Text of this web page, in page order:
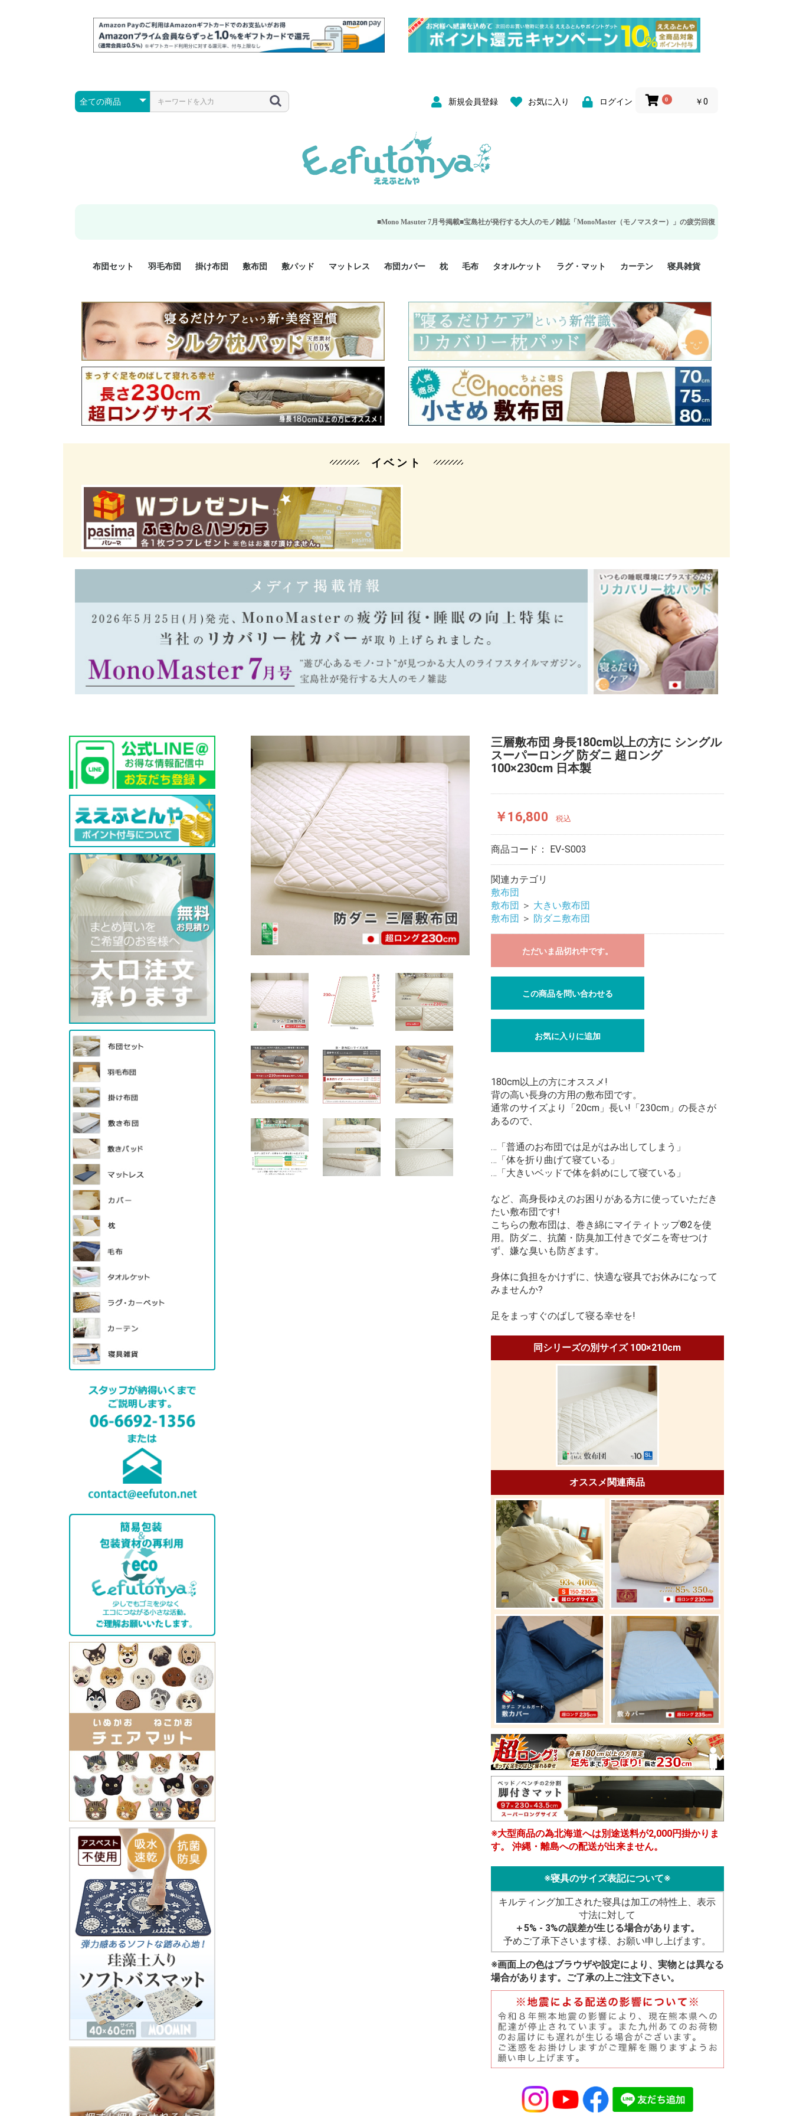
新規会員登録 お気に入り ログイン 0 ￥0
■Mono Masuter 7月号掲載■宝島社が発行する大人のモノ雑誌「MonoMaster（モノマスター）」の疲労回復・睡眠の向上特集に当社のリカバリー枕カ
布団セット
羽毛布団セット 2点セット
3点セット
4点セット
5点セット
6点セット
エクセルゴールド
ロイヤルゴールド
マザーダックダウン
小さい布団セット
大きい布団セット
掛け布団セット 2点セット
3点セット
4点セット
6点セット
敷布団セット 2点セット
3点セット
羽毛布団
プレミアムゴールド
ロイヤルゴールド
エクセルゴールド
ニューゴールド
マザーダックダウン
マザーグースダウン
スーパーロングサイズ
洗える羽毛布団
肌掛け布団
掛け布団
防ダニ掛け布団
洗える掛け布団
小さい掛け布団
大きい掛け布団
肌掛け布団
敷布団
防ダニ敷布団
小さい敷布団 70cm幅 ミニシングル
75cm幅 ショートセミシ
ングル
80cm幅 セミシングル
大きい敷布団
機能性敷布団
敷パッド
シングルサイズ敷パッド
小さい敷パッド
大きい敷パッド
シルク敷パッド
枕パッド
シルク枕パッド
除湿シート
接触冷感パッド
暖かパッド
ガーゼケット
オーガニックコットン
ベッドパッド
パッドセット
マットレス 布団カバー
掛け布団カバー ジュニア 掛け布団カバー
シングル 掛け布団カバー
シングルロング 掛け布団
カバー
セミダブル 掛け布団カバ
ー
ダブル 掛け布団カバー
ダブルロング 掛け布団カ
バー
クィーン 掛け布団カバー
暖か 掛け布団カバー
敷布団カバー ジュニア 敷布団カバー
セミシングル 敷布団カバ
ー
シングル 敷布団カバー
シングルロング 敷布団カ
バー
ダブル 敷布団カバー
枕カバー 35x50cm 枕カバー
43x63cm 枕カバー
50x70cm 枕カバー
シルク 枕カバー
BOXシーツ シングル BOXシーツ
シングルロング BOXシー
ツ
セミダブル BOXシーツ
ダブル BOXシーツ
スーパーロング BOXシー
ツ
防ダニカバー
クッションカバー
オーガニックコットン
カバーセット カバー2点セット
カバー3点セット
枕
小さめ 35×50cm
やや小さめ 35×55cm
普通 43×63cm
大きめ 50×70cm
パイプ枕
高反発枕
低反発枕
機能性枕・その他枕
毛布 タオルケット
ハーフサイズ
シングルサイズ
セミダブルサイズ
ダブルサイズ
接触冷感
天然素材 綿100%
ラグ・マット カーテン
既成カーテンのサイズ
遮光カーテン
レース・シアーカーテン
Disney ディズニーカーテ
ン
MOOMIN ムーミンカーテ
ン
PEANUTS ピーナツカー
テン (SNOOPY スヌーピ
ー)
寝具雑貨
美容・化粧品
シルク寝具・雑貨
HURONテクノロジー リ
カバリー寝具
ソファカバー
ひざ掛け
パジャマ
クッション
玄関・フロアーマット
ペット用ベッド
インテリア
その他寝具雑貨
イベント
三層敷布団 身長180cm以上の方に シングル
スーパーロング 防ダニ 超ロング
100×230cm 日本製
￥16,800 税込
商品コード： EV-S003
関連カテゴリ
敷布団
敷布団 ＞ 大きい敷布団
敷布団 ＞ 防ダニ敷布団
ただいま品切れ中です。
この商品を問い合わせる
お気に入りに追加
180cm以上の方にオススメ!
背の高い長身の方用の敷布団です。
通常のサイズより「20cm」長い!「230cm」の長さが
あるので、
…「普通のお布団では足がはみ出してしまう」
…「体を折り曲げて寝ている」
…「大きいベッドで体を斜めにして寝ている」
など、高身長ゆえのお困りがある方に使っていただき
たい敷布団です!
こちらの敷布団は、巻き綿にマイティトップ®2を使
用。防ダニ、抗菌・防臭加工付きでダニを寄せつけ
ず、嫌な臭いも防ぎます。
身体に負担をかけずに、快適な寝具でお休みになって
みませんか?
足をまっすぐのばして寝る幸せを!
同シリーズの別サイズ 100×210cm
オススメ関連商品
※大型商品の為北海道へは別途送料が2,000円掛かりま
す。 沖縄・離島への配送が出来ません。
※寝具のサイズ表記について※
キルティング加工された寝具は加工の特性上、表示
寸法に対して
＋5% - 3%の誤差が生じる場合があります。
予めご了承下さいます様、お願い申し上げます。
※画面上の色はブラウザや設定により、実物とは異なる
場合があります。ご了承の上ご注文下さい。